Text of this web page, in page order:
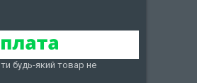
будь-який товар не